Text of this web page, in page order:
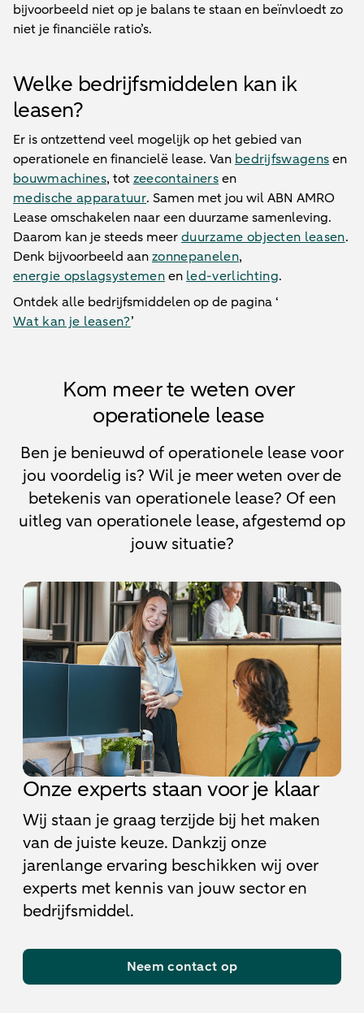
bijvoorbeeld niet op je balans te staan en beïnvloedt zo
niet je financiële ratio’s.
Welke bedrijfsmiddelen kan ik
leasen?
Er is ontzettend veel mogelijk op het gebied van
operationele en financielë lease. Van bedrijfswagensen
bouwmachines, tot zeecontainersen
medische apparatuur. Samen met jou wil ABN AMRO
Lease omschakelen naar een duurzame samenleving.
Daarom kan je steeds meerduurzame objecten leasen.
Denk bijvoorbeeld aanzonnepanelen,
energie opslagsystemenen led-verlichting.
Ontdek alle bedrijfsmiddelen op de pagina ‘
Wat kan je leasen?’
Kom meer te weten over
operationele lease
Ben je benieuwd of operationele lease voor
jou voordelig is? Wil je meer weten over de
betekenis van operationele lease? Of een
uitleg van operationele lease, afgestemd op
jouw situatie?
Onze experts staan voor je klaar
Wij staan je graag terzijde bij het maken
van de juiste keuze. Dankzij onze
jarenlange ervaring beschikken wij over
experts met kennis van jouw sector en
bedrijfsmiddel.
Neem contact op